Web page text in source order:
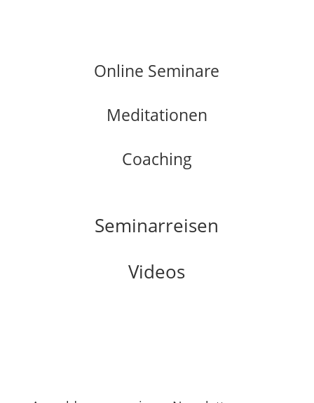
Online Seminare
Meditationen
Coaching
Seminarreisen
Videos